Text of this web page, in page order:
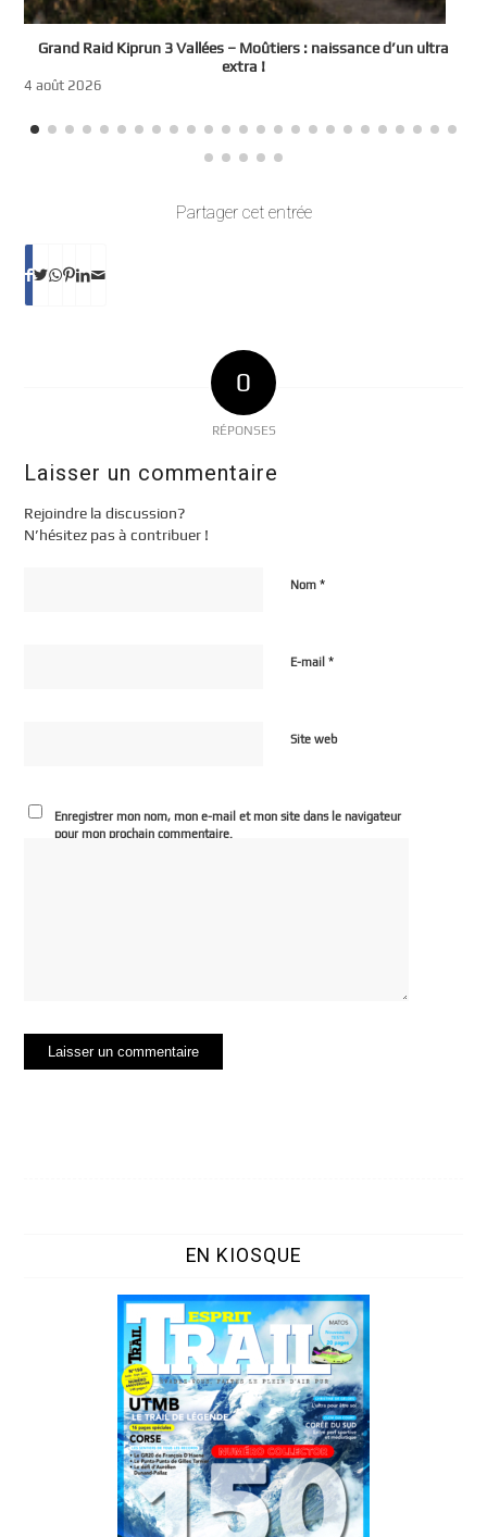
Grand Raid Kiprun 3 Vallées – Moûtiers : naissance d’un ultra
extra !
4 août 2026
Partager cet entrée
0
RÉPONSES
Laisser un commentaire
Rejoindre la discussion?
N’hésitez pas à contribuer !
Nom*
E-mail*
Site web
Enregistrer mon nom, mon e-mail et mon site dans le navigateur
pour mon prochain commentaire.
EN KIOSQUE